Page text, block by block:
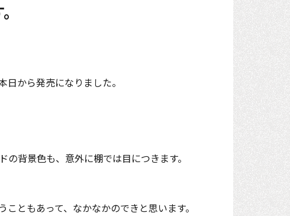
日から発売になりました。
の背景色も、意外に棚では目につきます。
ともあって、なかなかのできと思います。